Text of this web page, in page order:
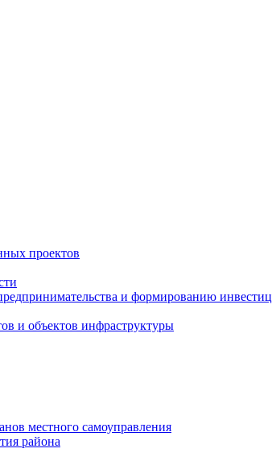
проектов
и формированию
и объектов инфраструктуры
местного самоуправления
района